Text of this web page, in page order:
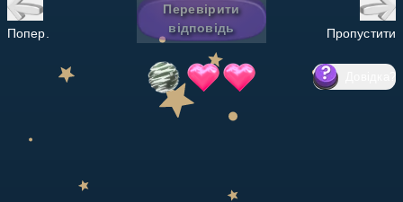
Попер.
Перевірити
відповідь
Пропустити
?